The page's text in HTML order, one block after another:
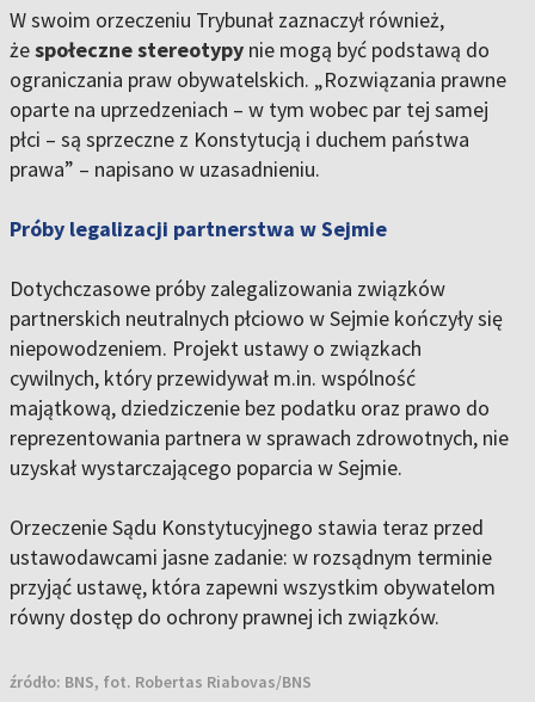
W swoim orzeczeniu Trybunał zaznaczył również,
żespołeczne stereotypy nie mogą być podstawą do
ograniczania praw obywatelskich. „Rozwiązania prawne
oparte na uprzedzeniach – w tym wobec par tej samej
płci – są sprzeczne z Konstytucją i duchem państwa
prawa” – napisano w uzasadnieniu.
Próby legalizacji partnerstwa w Sejmie
Dotychczasowe próby zalegalizowania związków
partnerskich neutralnych płciowo w Sejmie kończyły się
niepowodzeniem. Projekt ustawy o związkach
cywilnych, który przewidywał m.in. wspólność
majątkową, dziedziczenie bez podatku oraz prawo do
reprezentowania partnera w sprawach zdrowotnych, nie
uzyskał wystarczającego poparcia w Sejmie.
Orzeczenie Sądu Konstytucyjnego stawia teraz przed
ustawodawcami jasne zadanie: w rozsądnym terminie
przyjąć ustawę, która zapewni wszystkim obywatelom
równy dostęp do ochrony prawnej ich związków.
źródło: BNS, fot. Robertas Riabovas/BNS